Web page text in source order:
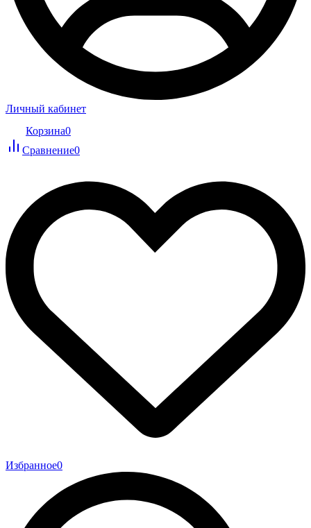
Личный кабинет
Корзина0
Сравнение0
Избранное0